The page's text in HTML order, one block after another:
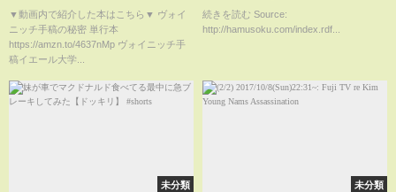
見ている「現実」というもの
は・・・【2chゆっくり解説】
▼動画内で紹介した本はこちら▼ ヴォイ
ニッチ手稿の秘密 単行本
https://amzn.to/4637nMp ヴォイニッチ手
稿イエール大学...
りに笑ってしまうと話題にｗｗ
ｗｗｗｗｗｗｗｗ
続きを読む Source:
http://hamusoku.com/index.rdf...
未分類 未分類